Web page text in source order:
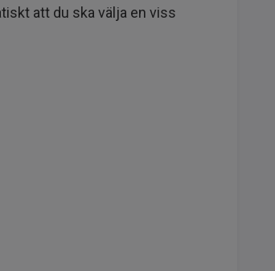
att du ska välja en viss